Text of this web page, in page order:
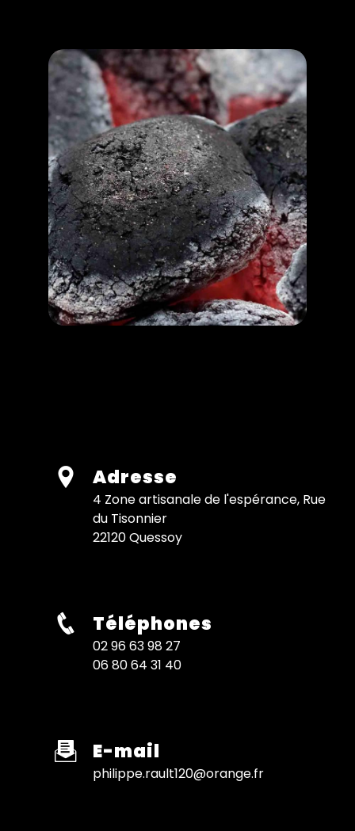
Adresse
4 Zone artisanale de l'espérance, Rue
du Tisonnier
22120 Quessoy
Téléphones
02 96 63 98 27
06 80 64 31 40
E-mail
philippe.rault120@orange.fr